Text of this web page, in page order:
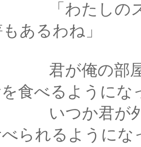
のスプーン
あるわね」
部屋に来る
食べるようにな
が外泊でき
べられるように